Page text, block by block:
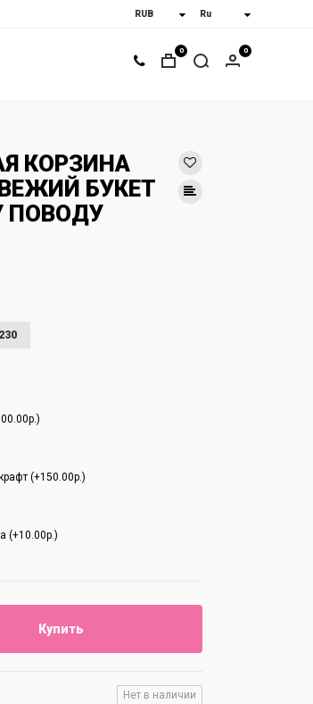
0 0
КОРЗИНА
БУКЕТ
ПОВОДУ
(+150.00р.)
(+10.00р.)
Купить
Нет в наличии